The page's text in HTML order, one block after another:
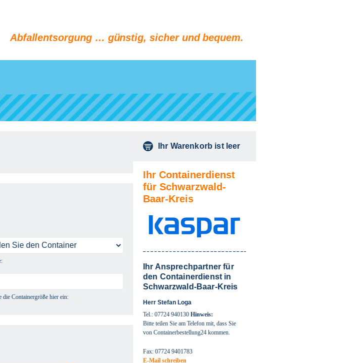
Abfallentsorgung … günstig, sicher und bequem.
die Containergröße hier ein:
Ihr Warenkorb ist leer
Ihr Containerdienst
für Schwarzwald-
Baar-Kreis
Ihr Ansprechpartner für
den Containerdienst in
Schwarzwald-Baar-Kreis
Herr Stefan Loga
Tel.: 07724 940130 Hinweis:
Bitte teilen Sie am Telefon mit, dass Sie
von Containerbestellung24 kommen.
Fax: 07724 9401783
E-Mail schreiben